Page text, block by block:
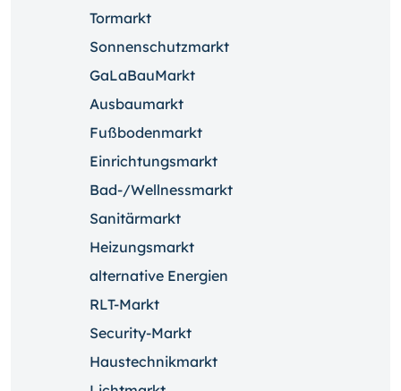
Tormarkt
Sonnenschutzmarkt
GaLaBauMarkt
Ausbaumarkt
Fußbodenmarkt
Einrichtungsmarkt
Bad-/Wellnessmarkt
Sanitärmarkt
Heizungsmarkt
alternative Energien
RLT-Markt
Security-Markt
Haustechnikmarkt